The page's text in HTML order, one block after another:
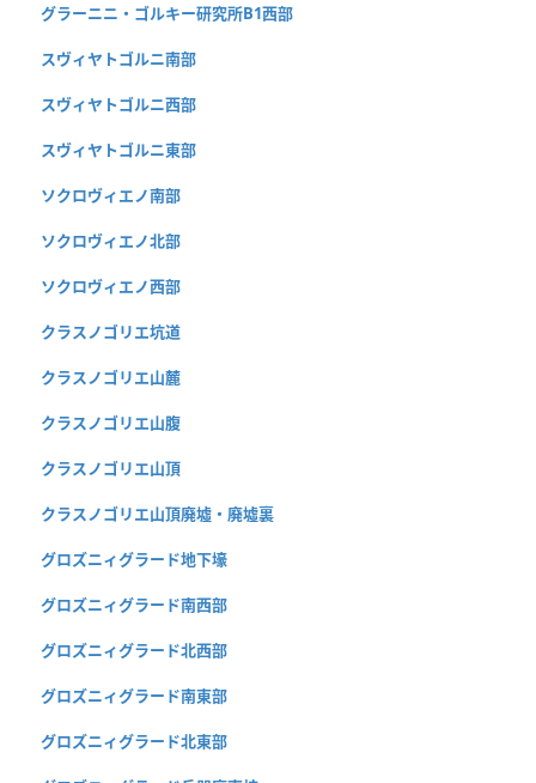
グラーニニ・ゴルキー研究所B1西部
スヴィヤトゴルニ南部
スヴィヤトゴルニ西部
スヴィヤトゴルニ東部
ソクロヴィエノ南部
ソクロヴィエノ北部
ソクロヴィエノ西部
クラスノゴリエ坑道
クラスノゴリエ山麓
クラスノゴリエ山腹
クラスノゴリエ山頂
クラスノゴリエ山頂廃墟・廃墟裏
グロズニィグラード地下壕
グロズニィグラード南西部
グロズニィグラード北西部
グロズニィグラード南東部
グロズニィグラード北東部